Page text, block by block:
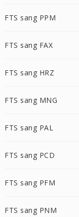
FTS sang PPM
FTS sang FAX
FTS sang HRZ
FTS sang MNG
FTS sang PAL
FTS sang PCD
FTS sang PFM
FTS sang PNM